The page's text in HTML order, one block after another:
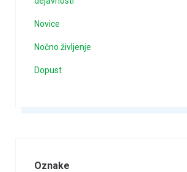
Novice
Nočno življenje
Dopust
Oznake